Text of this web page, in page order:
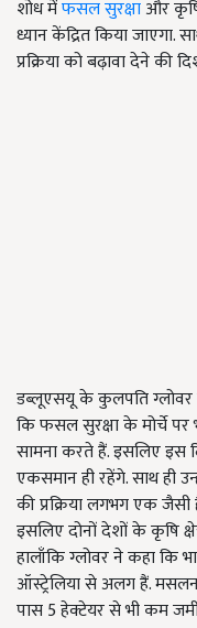
शोध मेंफसल सुरक्षाऔर
ध्यान केंद्रित किया जाएगा.
प्रक्रिया को बढ़ावा देने की
डब्लूएसयू के कुलपति ग्लोवर
कि फसल सुरक्षा के मोर्चे पर
सामना करते हैं. इसलिए इस
एकसमान ही रहेंगे. साथ ही
की प्रक्रिया लगभग एक जैसी
इसलिए दोनों देशों के कृषि
हालाँकि ग्लोवर ने कहा कि
ऑस्ट्रेलिया से अलग हैं.
पास 5 हेक्टेयर से भी कम